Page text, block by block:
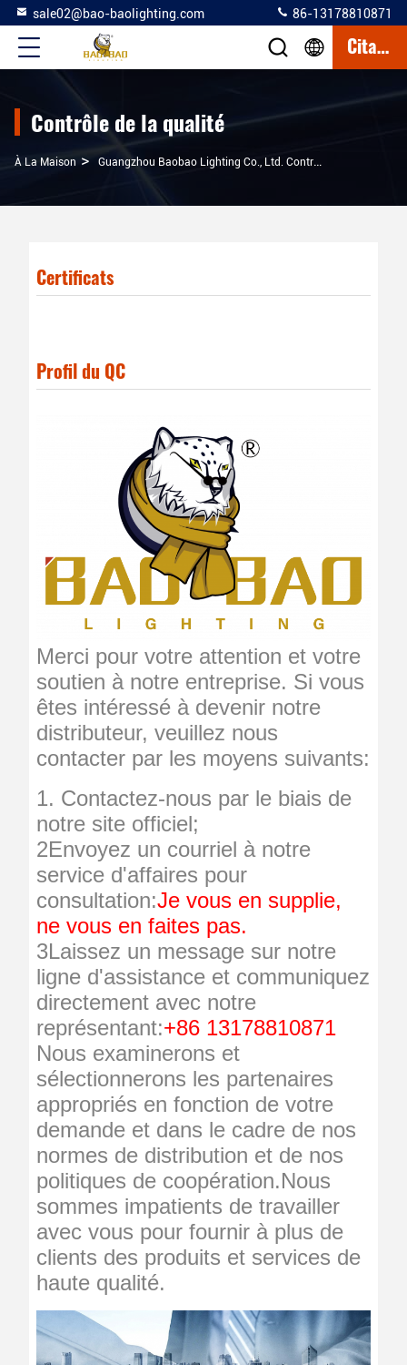
sale02@bao-baolighting.com 86-13178810871
Citation
Contrôle de la qualité
À La Maison > Guangzhou Baobao Lighting Co., Ltd. Contrôle De La Qualité
Certificats
Profil du QC
Merci pour votre attention et votre
soutien à notre entreprise. Si vous
êtes intéressé à devenir notre
distributeur, veuillez nous
contacter par les moyens suivants:
1. Contactez-nous par le biais de
notre site officiel;
2Envoyez un courriel à notre
service d'affaires pour
consultation:Je vous en supplie,
ne vous en faites pas.
3Laissez un message sur notre
ligne d'assistance et communiquez
directement avec notre
représentant:+86 13178810871
Nous examinerons et
sélectionnerons les partenaires
appropriés en fonction de votre
demande et dans le cadre de nos
normes de distribution et de nos
politiques de coopération.Nous
sommes impatients de travailler
avec vous pour fournir à plus de
clients des produits et services de
haute qualité.